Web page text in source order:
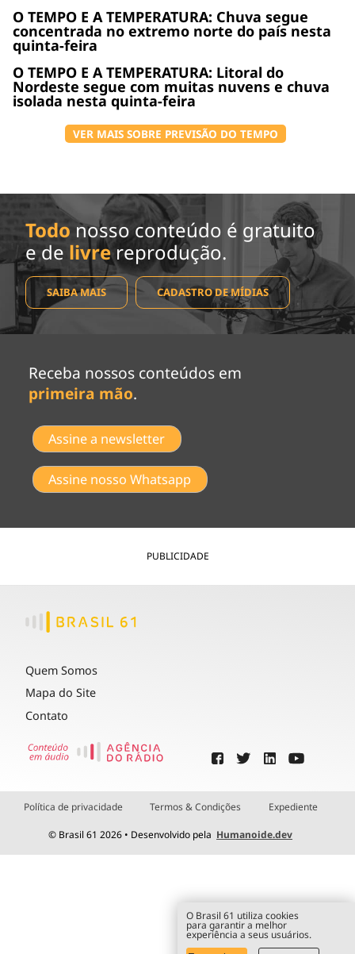
O TEMPO E A TEMPERATURA: Chuva segue
concentrada no extremo norte do país nesta
quinta-feira
O TEMPO E A TEMPERATURA: Litoral do
Nordeste segue com muitas nuvens e chuva
isolada nesta quinta-feira
VER MAIS SOBRE PREVISÃO DO TEMPO
Todo nosso conteúdo é gratuito
e de livrereprodução.
SAIBA MAIS CADASTRO DE MÍDIAS
Receba nossos conteúdos em
primeira mão.
Assine a newsletter
Assine nosso Whatsapp
PUBLICIDADE
Quem Somos
Mapa do Site
Contato
Política de privacidade Termos & Condições Expediente
© Brasil 61 2026 • Desenvolvido pela Humanoide.dev
O Brasil 61 utiliza cookies
para garantir a melhor
experiência a seus usuários.